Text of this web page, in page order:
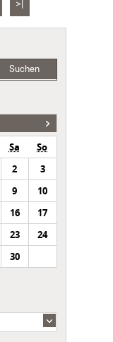
>|
Suchen
Sa
So
2
3
9
10
16
17
23
24
30